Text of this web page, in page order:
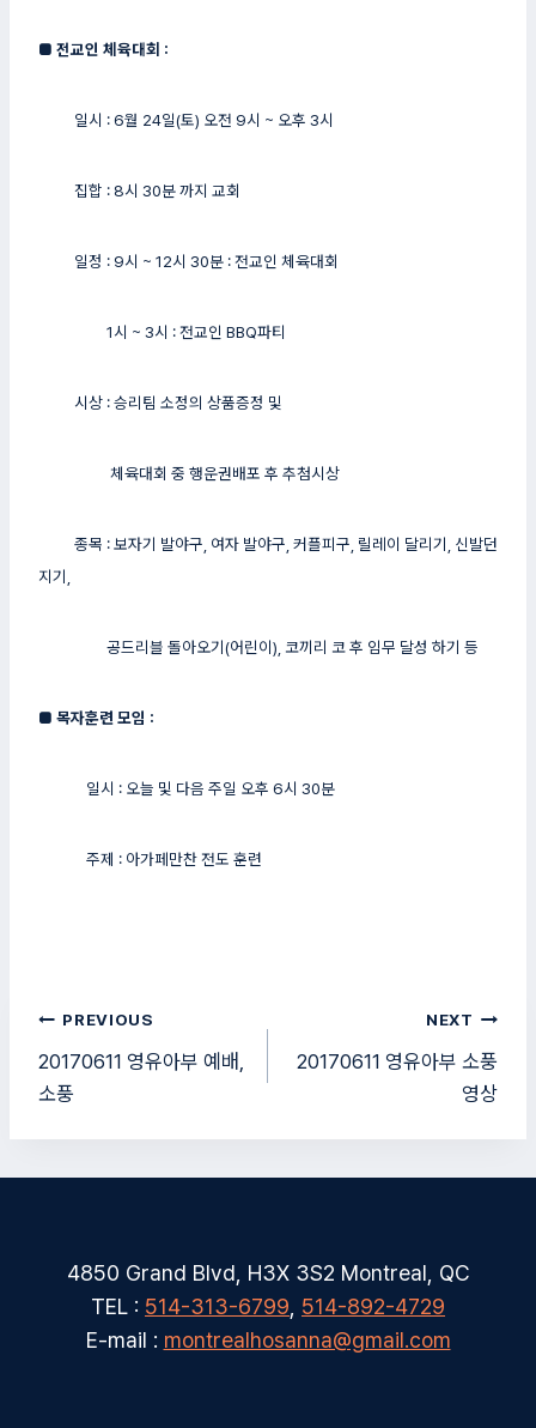
■ 전교인 체육대회 :
일시 : 6월 24일(토) 오전 9시 ~ 오후 3시
집합 : 8시 30분 까지 교회
일정 : 9시 ~ 12시 30분 : 전교인 체육대회
1시 ~ 3시 : ​전교인 BBQ파티
시상 : 승리팀 소정의 상품증정 및
체육대회 중 행운권배포 후 추첨시상
종목 : 보자기 발야구, 여자 발야구, 커플피구, 릴레이 달리기, 신발던
지기,
공드리블 돌아오기(어린이), 코끼리 코 후 임무 달성 하기 등 ​
■ 목자훈련 모임 :
일시 : 오늘 및 다음 주일 오후 6시 30분
주제 : 아가페만찬 전도 훈련
글
탐
색
PREVIOUS
20170611 영유아부 예배,
소풍
NEXT
20170611 영유아부 소풍
영상
4850 Grand Blvd, H3X 3S2 Montreal, QC
TEL : 514-313-6799 514-892-4729
E-mail : montrealhosanna@gmail.com